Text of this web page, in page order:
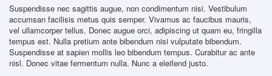
Suspendisse nec sagittis augue, non condimentum nisi. Vestibulum
accumsan facilisis metus quis semper. Vivamus ac faucibus mauris,
vel ullamcorper tellus. Donec augue orci, adipiscing ut quam eu, fringilla
tempus est. Nulla pretium ante bibendum nisi vulputate bibendum.
Suspendisse at sapien mollis leo bibendum tempus. Curabitur ac ante
nisl. Donec vitae fermentum nulla. Nunc a eleifend justo.